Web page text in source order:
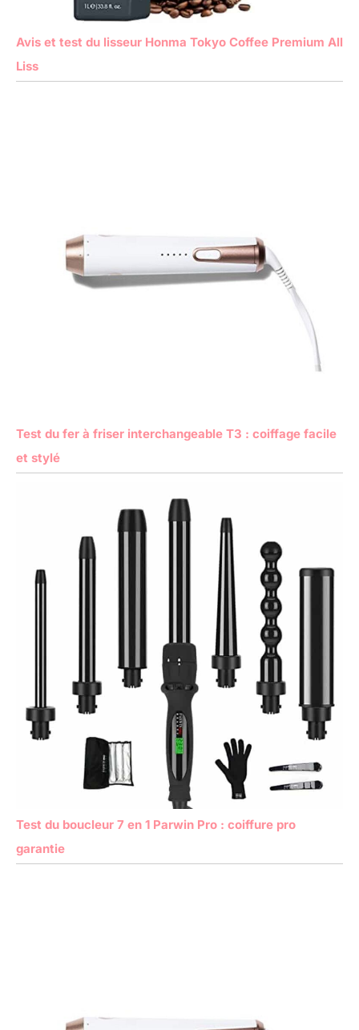
Avis et test du lisseur Honma Tokyo Coffee Premium All
Liss
Test du fer à friser interchangeable T3 : coiffage facile
et stylé
Test du boucleur 7 en 1 Parwin Pro : coiffure pro
garantie